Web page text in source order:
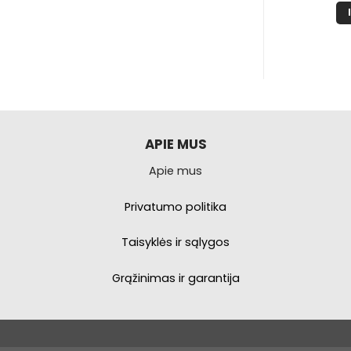
APIE MUS
Apie mus
Privatumo politika
Taisyklės ir sąlygos
Grąžinimas ir garantija